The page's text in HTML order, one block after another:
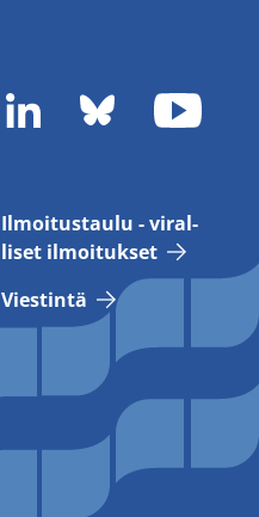
Il­moi­tus­tau­lu - vi­ral­
li­set il­moi­tuk­set
Vies­tin­tä